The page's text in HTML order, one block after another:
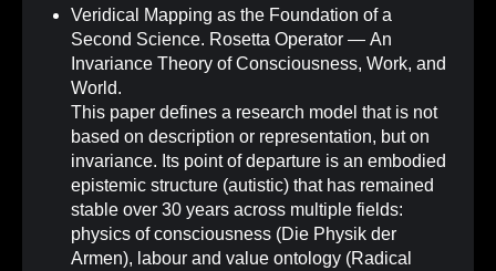
Veridical Mapping as the Foundation of a
Second Science. Rosetta Operator — An
Invariance Theory of Consciousness, Work, and
World.
This paper defines a research model that is not
based on description or representation, but on
invariance. Its point of departure is an embodied
epistemic structure (autistic) that has remained
stable over 30 years across multiple fields:
physics of consciousness (Die Physik der
Armen), labour and value ontology (Radical